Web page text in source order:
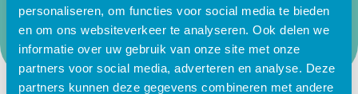
personaliseren, om functies voor social media te bieden
en om ons websiteverkeer te analyseren. Ook delen we
informatie over uw gebruik van onze site met onze
partners voor social media, adverteren en analyse. Deze
partners kunnen deze gegevens combineren met andere
Krijg je het antwoord op jouw vraag niet gevonden?
Maak dan een support ticket aan.